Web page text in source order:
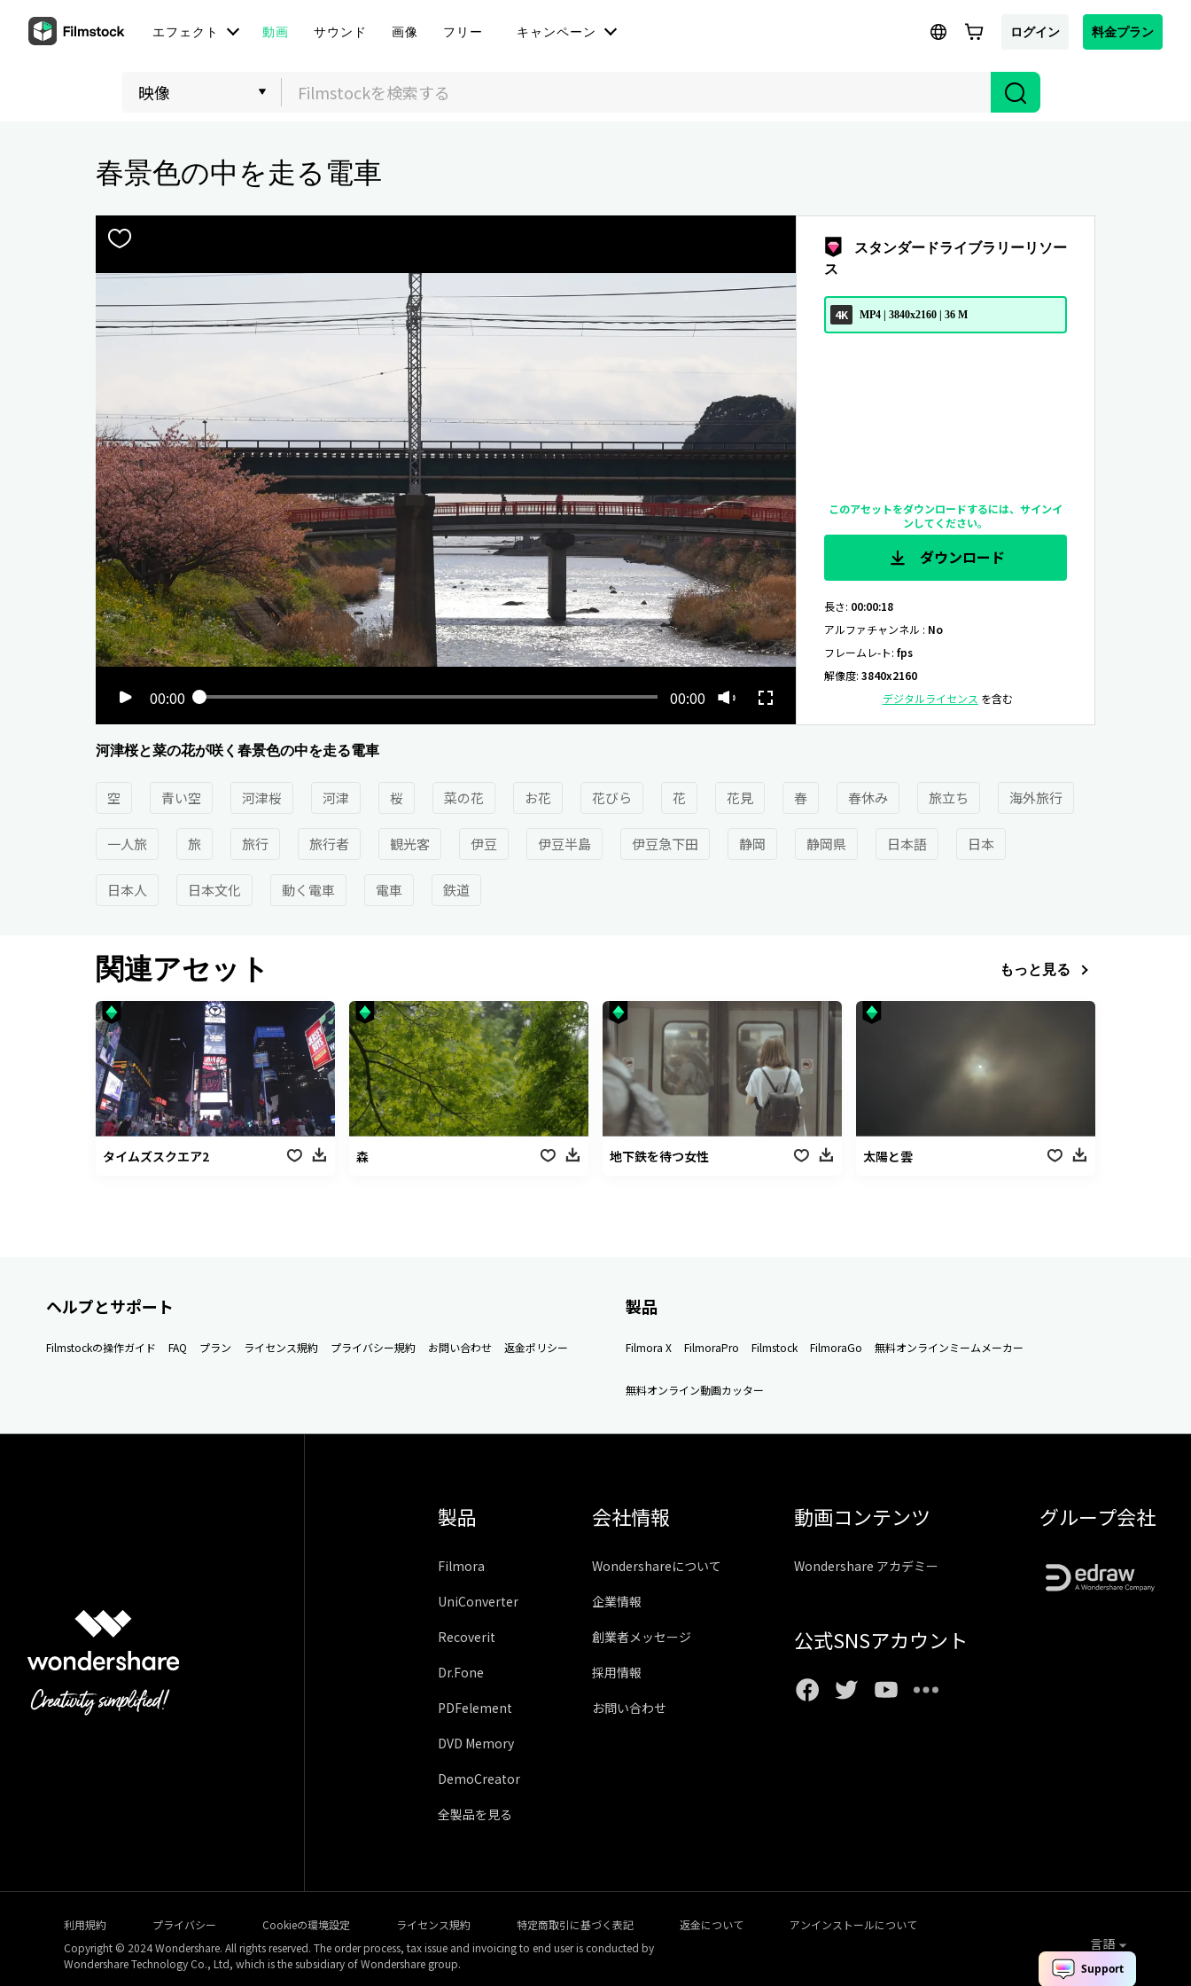
エフェクト 動画 サウンド 画像 フリー キャンペーン ログイン 料金プラン
春景色の中を走る電車
00:00 00:00
スタンダードライブラリーリソー
ス
4K MP4 | 3840x2160 | 36 M
このアセットをダウンロードするには、サインイ
ンしてください。
ダウンロード
長さ: 00:00:18
アルファチャンネル : No
フレームレ-ト: fps
解像度: 3840x2160
デジタルライセンス を含む
河津桜と菜の花が咲く春景色の中を走る電車
空 青い空 河津桜 河津 桜 菜の花 お花 花びら 花 花見 春 春休み 旅立ち 海外旅行
一人旅 旅 旅行 旅行者 観光客 伊豆 伊豆半島 伊豆急下田 静岡 静岡県 日本語 日本
日本人 日本文化 動く電車 電車 鉄道
関連アセット もっと見る
タイムズスクエア2 森 地下鉄を待つ女性 太陽と雲
ヘルプとサポート
Filmstockの操作ガイド FAQ プラン ライセンス規約 プライバシー規約 お問い合わせ 返金ポリシー
製品
Filmora X FilmoraPro Filmstock FilmoraGo 無料オンラインミームメーカー
無料オンライン動画カッター
製品
Filmora
UniConverter
Recoverit
Dr.Fone
PDFelement
DVD Memory
DemoCreator
全製品を見る
会社情報
Wondershareについて
企業情報
創業者メッセージ
採用情報
お問い合わせ
動画コンテンツ
Wondershare アカデミー
公式SNSアカウント
グループ会社
利用規約 プライバシー Cookieの環境設定 ライセンス規約 特定商取引に基づく表記 返金について
アンインストールについて
Copyright © 2024 Wondershare. All rights reserved. The order process, tax issue and invoicing to end user is conducted by
Wondershare Technology Co., Ltd, which is the subsidiary of Wondershare group.
言語